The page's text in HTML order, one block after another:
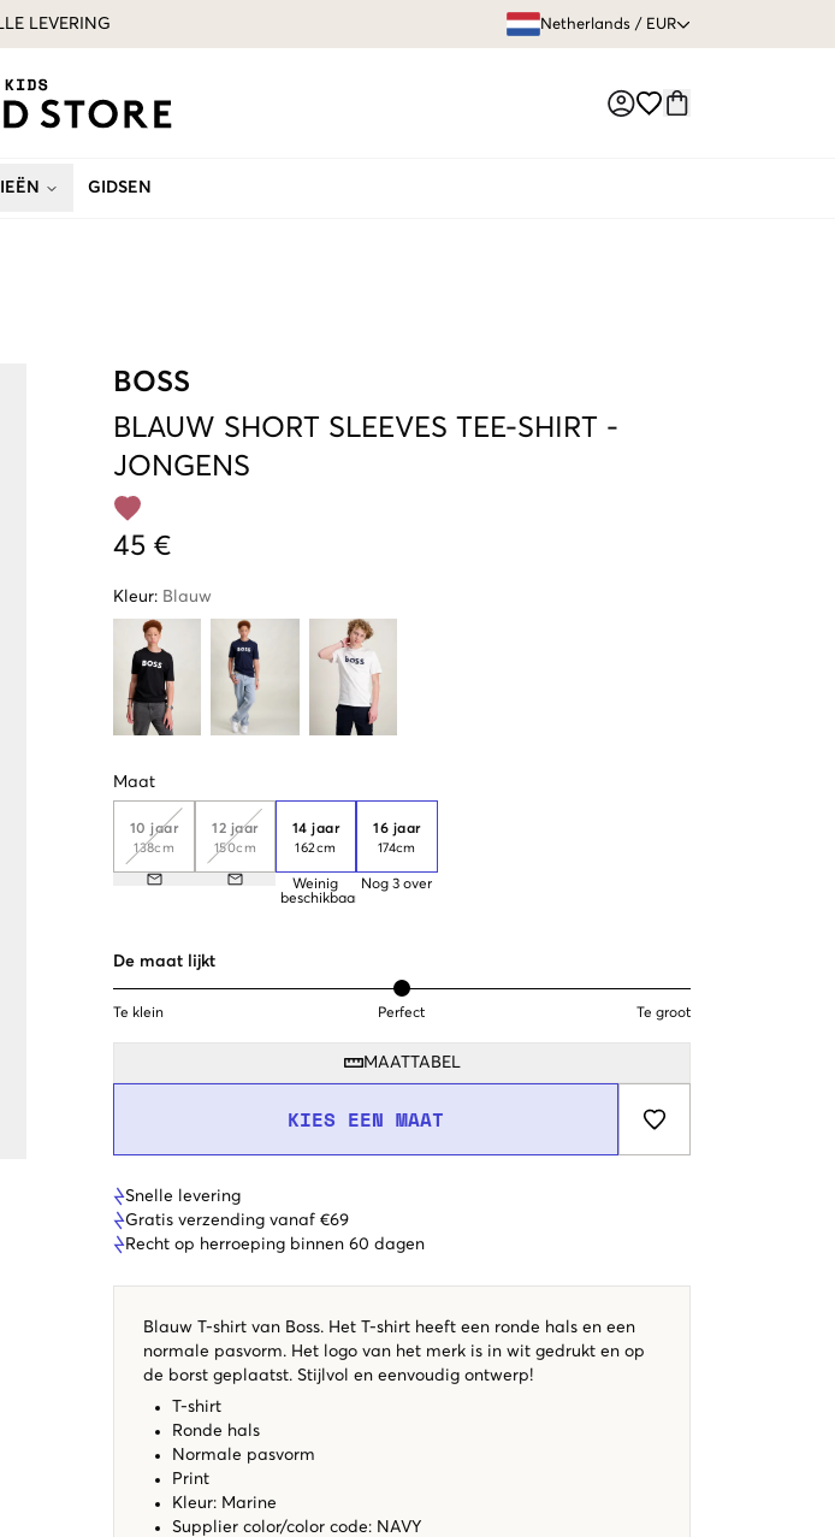
LEVERING Netherlands / EUR
GIDSEN
BOSS
BLAUW SHORT SLEEVES TEE-SHIRT -
JONGENS
45 €
Kleur: Blauw
Maat
10 jaar
138cm
12 jaar
150cm
14 jaar
162cm
Weinig
beschikbaar
16 jaar
174cm
Nog 3 over
De maat lijkt
Te klein Perfect Te groot
MAATTABEL
KIES EEN MAAT
Snelle levering
Gratis verzending vanaf €69
Recht op herroeping binnen 60 dagen
Blauw T-shirt van Boss. Het T-shirt heeft een ronde hals en een
normale pasvorm. Het logo van het merk is in wit gedrukt en op
de borst geplaatst. Stijlvol en eenvoudig ontwerp!
T-shirt
Ronde hals
Normale pasvorm
Print
Kleur: Marine
Supplier color/color code: NAVY